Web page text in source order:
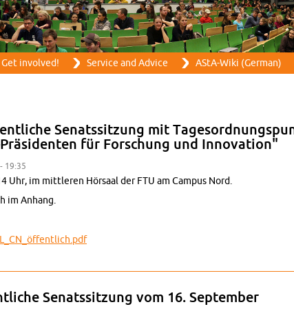
Skip to main content
Get in­volved! Ser­vice and Ad­vice AStA-Wiki (Ger­man)
Sen­atssitzung mit
für Forschung und In­no­va­tion"
19:35
Uhr, im mit­tleren Hörsaal der FTU am Cam­pus Nord.
im An­hang.
In­no­va­tion"
Sen­atssitzung vom 16. Sep­tem­ber